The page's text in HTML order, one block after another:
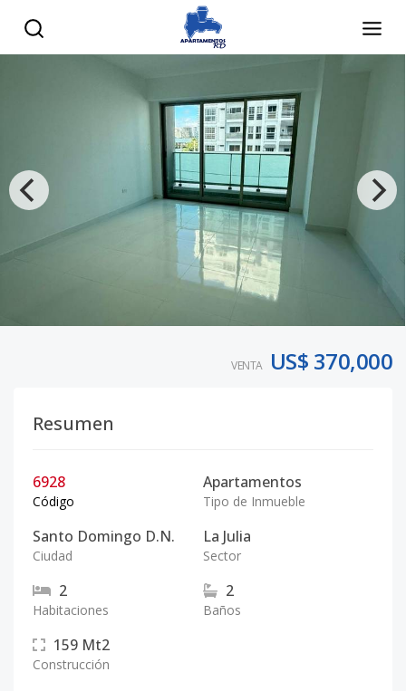
VENTA US$ 370,000
Resumen
6928
Código
Apartamentos
Tipo de Inmueble
Santo Domingo D.N.
Ciudad
La Julia
Sector
2
Habitaciones
2
Baños
159 Mt2
Construcción